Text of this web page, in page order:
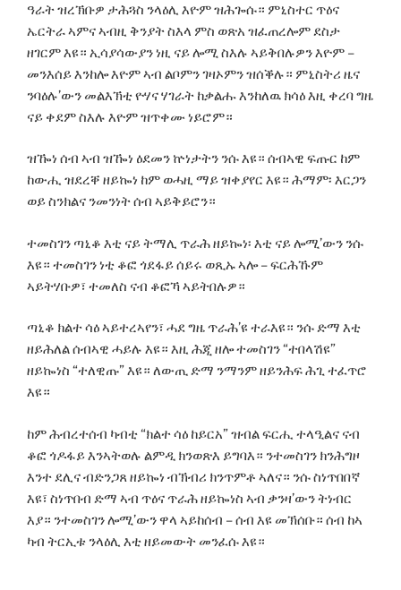
ዓራት ዝረኽቡዎ ታሕጓስ ንላዕሊ እዮም ዝሕጐሱ። ምኒስተር ጥዕና
ኤርትራ ኣምና ኣብዚ ቅንያት ስእላ ምስ ወጽአ ዝፈጠረሎም ደስታ
ዘገርም እዩ። ኢሳያሳውያን ነዚ ናይ ሎሚ ስእሉ ኣይቅበሉዎን እዮም –
መንእሰይ እንከሎ እዮም ኣብ ልቦምን ገዛኦምን ዝሰቕሉ። ምኒስትሪ ዜና
ንባዕሉ’ውን መልእኽቲ ዮሃና ሃገራት ከቃልሑ እንከለዉ ክሳዕ እዚ ቀረባ ግዜ
ናይ ቀደም ስእሉ እዮም ዝጥቀሙ ነይሮም።
ዝዀነ ሰብ ኣብ ዝዀነ ዕደመን ኵነታትን ንሱ እዩ። ሰብኣዊ ፍጡር ከም
ከውሒ ዝደረቐ ዘይኰነ ከም ወሓዚ ማይ ዝቀያየር እዩ። ሕማም፡ እርጋን
ወይ ስንክልና ንመንነት ሰብ ኣይቅይሮን።
ተመስገን ጣኒቆ እቲ ናይ ትማሊ ጥራሕ ዘይኰነ፡ እቲ ናይ ሎሚ’ውን ንሱ
እዩ። ተመስገን ነቲ ቆፎ ጎደፋይ ሰይሩ ወጺኡ ኣሎ – ፍርሕኹም
ኣይትሃቡዎ፣ ተመለስ ናብ ቆፎኻ ኣይትበሉዎ።
ጣኒቆ ክልተ ሳዕ ኣይተረኣየን፣ ሓደ ግዜ ጥራሕ’ዩ ተራእዩ። ንሱ ድማ እቲ
ዘይሕለል ሰብኣዊ ሓይሉ እዩ። እዚ ሕጂ ዘሎ ተመስገን “ተበላሽዩ”
ዘይኰነስ “ተለዊጡ” እዩ። ለውጢ ድማ ንማንም ዘይንሕፍ ሕጊ ተፈጥሮ
እዩ።
ከም ሕብረተሰብ ካብቲ “ክልተ ሳዕ ከይርአ” ዝብል ፍርሒ ተላዒልና ናብ
ቆፎ ጎዶፋይ እንኣትወሉ ልምዲ ክንወጽእ ይግባእ። ንተመስገን ክንሕግዞ
እንተ ደሊና ብድንጋጸ ዘይኰነ ብኽብሪ ክንጥምቶ ኣለና። ንሱ ስነጥበበኛ
እዩ፣ ስነጥበብ ድማ ኣብ ጥዕና ጥራሕ ዘይኰነስ ኣብ ቃንዛ’ውን ትነብር
እያ። ንተመስገን ሎሚ’ውን ዋላ ኣይከሰብ – ሰብ እዩ መኽሰቡ። ሰብ ከኣ
ካብ ትርኢቱ ንላዕሊ እቲ ዘይመውት መንፈሱ እዩ።